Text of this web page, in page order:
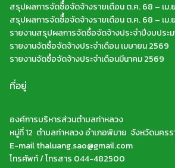
สรุปผลการจัดซืื้อจัดจ้างรายเดือน ต.ค. 68 – เม.
สรุปผลการจัดซืื้อจัดจ้างรายเดือน ต.ค. 68 – เม.
รายงานสรุปผลการจัดซื้อจัดจ้างประจำปีงบประ
รายงานจัดซื้อจัดจ้างประจำเดือน เมษายน 2569
รายงานจัดซื้อจัดจ้างประจำเดือนมีนาคม 2569
ที่อยู่
องค์การบริหารส่วนตำบลท่าหลวง
หมู่ที่ 12 ตำบลท่าหลวง อำเภอพิมาย จังหวัดนครร
E-mail thaluang.sao@gmail.com
โทรศัพท์ / โทรสาร 044-482500